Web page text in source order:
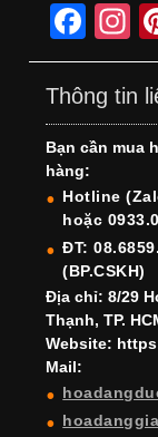
F
a
c
e
b
o
o
k
st
a
a
Thông tin
Bạn cần mua
hàng:
Hotline
hoặc
ĐT:
(BP.CSKH)
Địa chỉ: 8/29
Thạnh, TP.
Website:
Mail: